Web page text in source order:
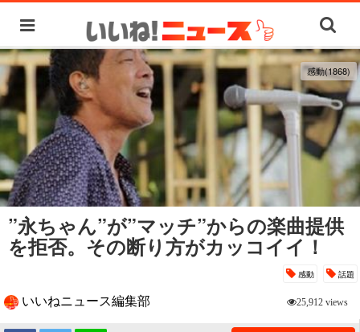
感動(1868)
”永ちゃん”が”マッチ”からの楽曲提供
を拒否。その断り方がカッコイイ！
感動 話題
いいねニュース編集部 25,912 views